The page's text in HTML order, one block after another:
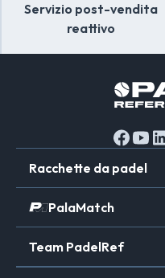
Servizio post-vendita
reattivo
Racchette da padel
PalaMatch
Team PadelRef